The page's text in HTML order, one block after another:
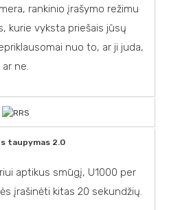
rankinio įrašymo režimu
kurie vyksta priešais jūsų
nuo to, ar ji juda,
ar ne.
taupymas 2.0
aptikus smūgį, U1000 per
įrašinėti kitas 20 sekundžių.